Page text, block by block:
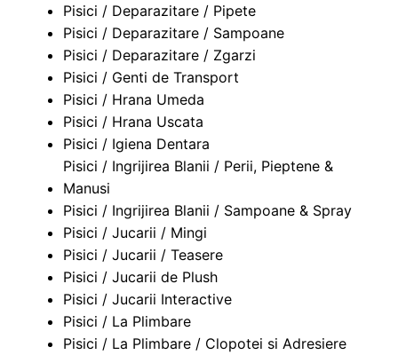
Pisici / Deparazitare / Pipete
Pisici / Deparazitare / Sampoane
Pisici / Deparazitare / Zgarzi
Pisici / Genti de Transport
Pisici / Hrana Umeda
Pisici / Hrana Uscata
Pisici / Igiena Dentara
Pisici / Ingrijirea Blanii / Perii, Pieptene &
Manusi
Pisici / Ingrijirea Blanii / Sampoane & Spray
Pisici / Jucarii / Mingi
Pisici / Jucarii / Teasere
Pisici / Jucarii de Plush
Pisici / Jucarii Interactive
Pisici / La Plimbare
Pisici / La Plimbare / Clopotei si Adresiere